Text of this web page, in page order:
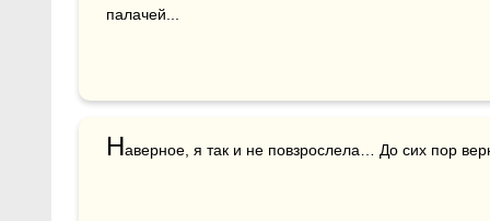
палачей...
Наверное, я так и не повзрослела… До сих пор